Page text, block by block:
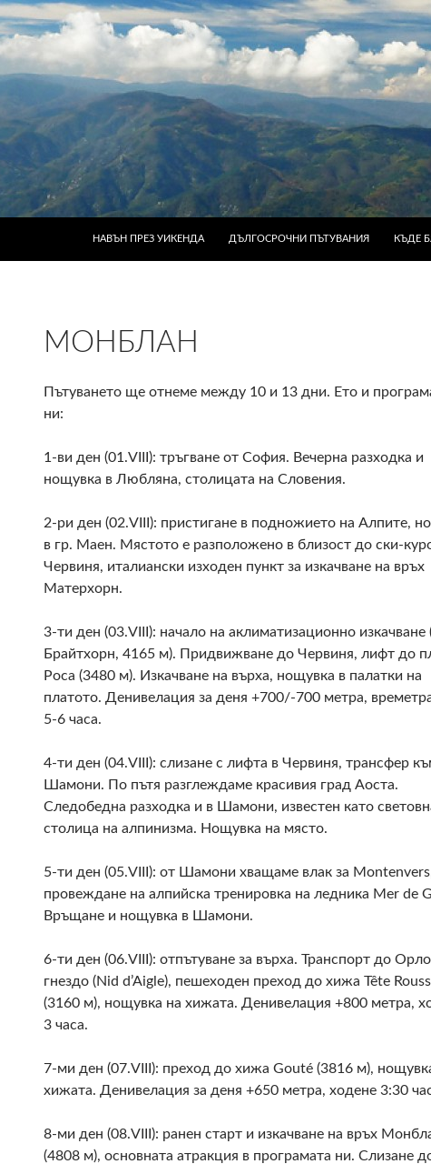
НАВЪН ПРЕЗ УИКЕНДА
ДЪЛГОСРОЧНИ ПЪТУВАНИЯ КЪДЕ
МОНБЛАН
Пътуването ще отнеме между 10 и 13 дни. Ето и
ни:
1-ви ден (01.VIII): тръгване от София. Вечерна разходка и
нощувка в Любляна, столицата на Словения.
2-ри ден (02.VIII): пристигане в подножието на Алпите,
в гр. Маен. Мястото е разположено в близост до ски-
Червиня, италиански изходен пункт за изкачване на връх
Матерхорн.
3-ти ден (03.VIII): начало на аклиматизационно изкачване
Брайтхорн, 4165 м). Придвижване до Червиня, лифт до
Роса (3480 м). Изкачване на върха, нощувка в палатки на
платото. Денивелация за деня +700/-700 метра,
5-6 часа.
4-ти ден (04.VIII): слизане с лифта в Червиня, трансфер
Шамони. По пътя разглеждаме красивия град Аоста.
Следобедна разходка и в Шамони, известен като
столица на алпинизма. Нощувка на място.
5-ти ден (05.VIII): от Шамони хващаме влак за
провеждане на алпийска тренировка на ледника Mer de
Връщане и нощувка в Шамони.
6-ти ден (06.VIII): отпътуване за върха. Транспорт до
гнездо (Nid d’Aigle), пешеходен преход до хижа Tête
(3160 м), нощувка на хижата. Денивелация +800 метра,
3 часа.
7-ми ден (07.VIII): преход до хижа Gouté (3816 м),
хижата. Денивелация за деня +650 метра, ходене 3:30
8-ми ден (08.VIII): ранен старт и изкачване на връх
(4808 м), основната атракция в програмата ни. Слизане